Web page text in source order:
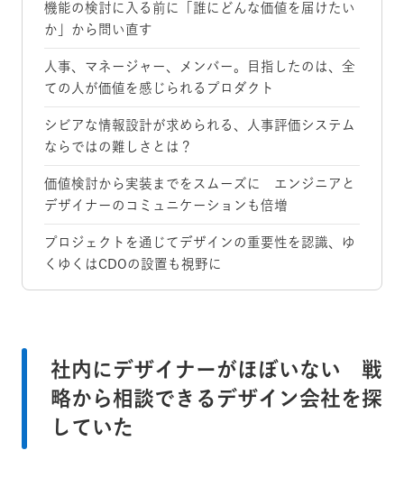
機能の検討に入る前に「誰にどんな価値を届けたい
か」から問い直す
人事、マネージャー、メンバー。目指したのは、全
ての人が価値を感じられるプロダクト
シビアな情報設計が求められる、人事評価システム
ならではの難しさとは？
価値検討から実装までをスムーズに エンジニアと
デザイナーのコミュニケーションも倍増
プロジェクトを通じてデザインの重要性を認識、ゆ
くゆくはCDOの設置も視野に
社内にデザイナーがほぼいない 戦
略から相談できるデザイン会社を探
していた